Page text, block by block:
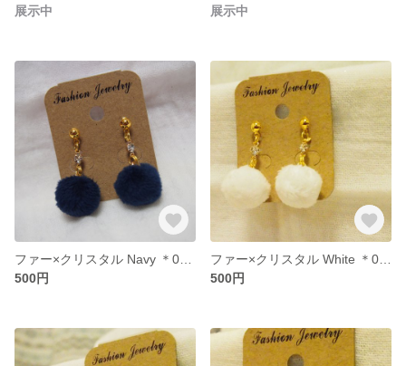
展示中
展示中
500円
500円